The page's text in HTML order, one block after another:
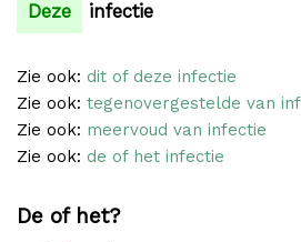
Deze infectie
Zie ook: dit of deze infectie
Zie ook: tegenovergestelde van
Zie ook: meervoud van infectie
Zie ook: de of het infectie
De of het?